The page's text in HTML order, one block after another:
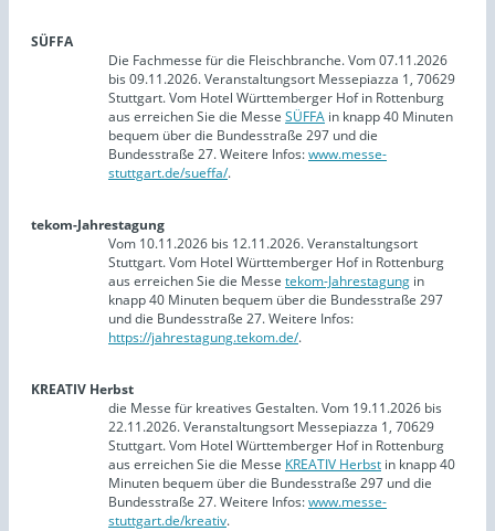
SÜFFA
Die Fachmesse für die Fleischbranche. Vom 07.11.2026
bis 09.11.2026. Veranstaltungsort Messepiazza 1, 70629
Stuttgart. Vom Hotel Württemberger Hof in Rottenburg
aus erreichen Sie die Messe SÜFFA in knapp 40 Minuten
bequem über die Bundesstraße 297 und die
Bundesstraße 27. Weitere Infos:www.messe-
stuttgart.de/sueffa/.
tekom-Jahrestagung
Vom 10.11.2026 bis 12.11.2026. Veranstaltungsort
Stuttgart. Vom Hotel Württemberger Hof in Rottenburg
aus erreichen Sie die Messe tekom-Jahrestagung in
knapp 40 Minuten bequem über die Bundesstraße 297
und die Bundesstraße 27. Weitere Infos:
https://jahrestagung.tekom.de/.
KREATIV Herbst
die Messe für kreatives Gestalten. Vom 19.11.2026 bis
22.11.2026. Veranstaltungsort Messepiazza 1, 70629
Stuttgart. Vom Hotel Württemberger Hof in Rottenburg
aus erreichen Sie die Messe KREATIV Herbst in knapp 40
Minuten bequem über die Bundesstraße 297 und die
Bundesstraße 27. Weitere Infos:www.messe-
stuttgart.de/kreativ.